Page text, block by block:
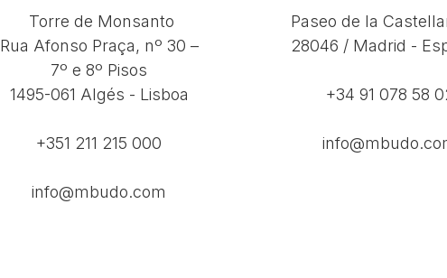
Torre de Monsanto
Rua Afonso Praça, nº 30 –
7º e 8º Pisos
1495-061 Algés - Lisboa
+351 211 215 000
info@mbudo.com
Paseo de la
28046 / Madrid -
+34 91 078 58